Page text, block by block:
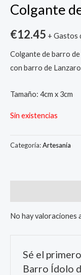
Colgante
€12.45 + Gastos
Colgante de barro
con barro de
Tamaño: 4cm x 3cm
Sin existencias
Categoría:Artesanía
No hay valoraciones
Sé el
Barro Ídolo